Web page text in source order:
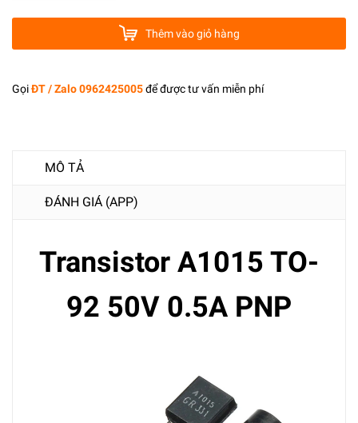
Thêm vào giỏ hàng
GọiĐT / Zalo 0962425005để được tư vấn miễn phí
MÔ TẢ
ĐÁNH GIÁ (APP)
Transistor A1015 TO-
92 50V 0.5A PNP